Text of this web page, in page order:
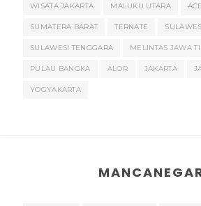
WISATA JAKARTA MALUKU UTARA
SUMATERA BARAT TERNATE
SULAWESI TENGGARA MELINTAS JAWA
PULAU BANGKA ALOR JAKARTA
YOGYAKARTA